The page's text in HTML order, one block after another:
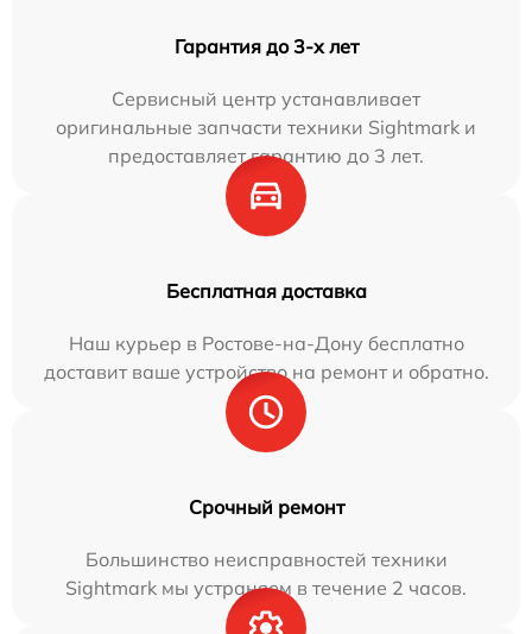
Гарантия до 3-х лет
Сервисный центр устанавливает
оригинальные запчасти техники Sightmark и
предоставляет гарантию до 3 лет.
Бесплатная доставка
Наш курьер в Ростове-на-Дону бесплатно
доставит ваше устройство на ремонт и обратно.
Срочный ремонт
Большинство неисправностей техники
Sightmark мы устраняем в течение 2 часов.